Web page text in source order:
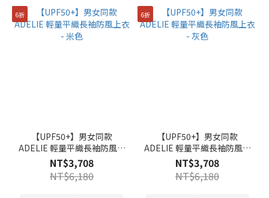
6折
【UPF50+】男女同款
ADELIE 輕量平織長袖防風上
衣 - 米色
NT$3,708
NT$6,180
6折
【UPF50+】男女同款
ADELIE 輕量平織長袖防風上
衣 - 灰色
NT$3,708
NT$6,180